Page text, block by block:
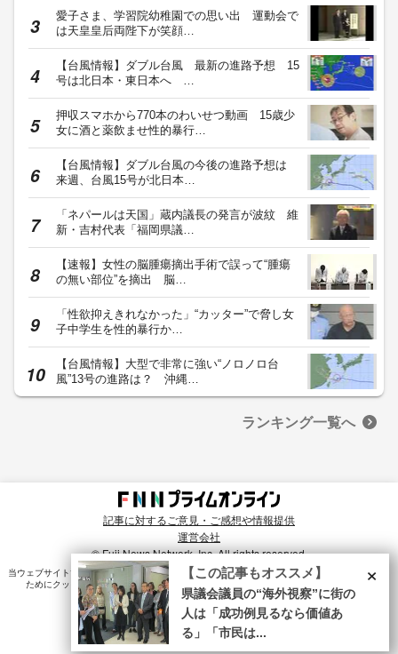
愛子さま、学習院幼稚園での思い出 運動会で
は天皇皇后両陛下が笑顔…
【台風情報】ダブル台風 最新の進路予想 15
号は北日本・東日本へ …
押収スマホから770本のわいせつ動画 15歳少
女に酒と薬飲ませ性的暴行…
【台風情報】ダブル台風の今後の進路予想は
来週、台風15号が北日本…
「ネパールは天国」蔵内議長の発言が波紋 維
新・吉村代表「福岡県議…
【速報】女性の脳腫瘍摘出手術で誤って“腫瘍
の無い部位”を摘出 脳…
「性欲抑えきれなかった」“カッター”で脅し女
子中学生を性的暴行か…
【台風情報】大型で非常に強い“ノロノロ台
風”13号の進路は？ 沖縄…
ランキング一覧へ
記事に対するご意見・ご感想や情報提供
運営会社
© Fuji News Network, Inc. All rights reserved.
当ウェブサイトでは、ユーザのニーズ・興味・関⼼に合致したコンテンツや広告配信を提供する
ためにクッキーを使⽤しています。詳細は、
プライバシーポリシー をご確認ください。×
【この記事もオススメ】
県議会議員の“海外視察”に街の
人は「成功例見るなら価値あ
る」「市民は...